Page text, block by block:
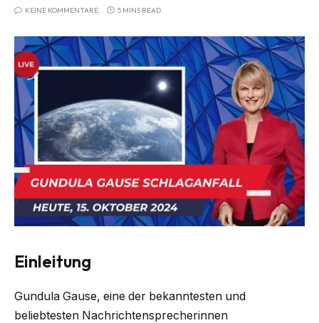
KEINE KOMMENTARE 5 MINS READ
Einleitung
Gundula Gause, eine der bekanntesten und
beliebtesten Nachrichtensprecherinnen